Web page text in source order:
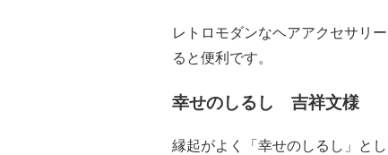
レトロモダンなヘアアクセサリ
ると便利です。
幸せのしるし 吉祥文様
縁起がよく「幸せのしるし」と